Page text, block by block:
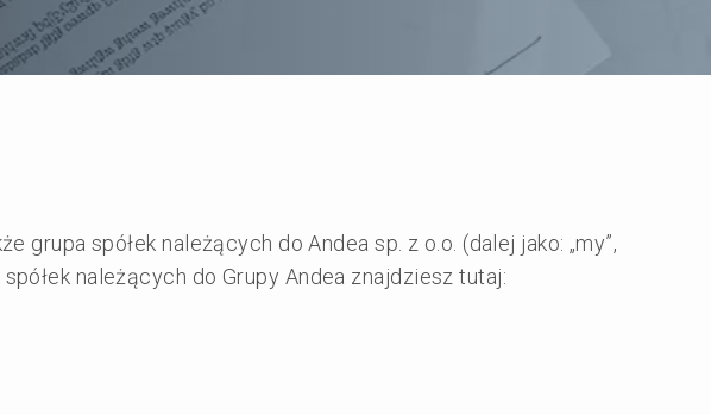
spółek należących do Andea sp. z o.o. (dalej jako: „my”,
należących do Grupy Andea znajdziesz tutaj: